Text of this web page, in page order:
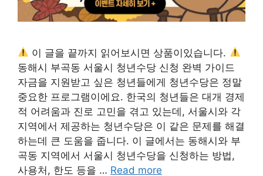
이 글을 끝까지 읽어보시면 상품이있습니다.
동해시 부곡동 서울시 청년수당 신청 완벽 가이드
자금을 지원받고 싶은 청년들에게 청년수당은 정말
중요한 프로그램이에요. 한국의 청년들은 대개 경제
적 어려움과 진로 고민을 겪고 있는데, 서울시와 각
지역에서 제공하는 청년수당은 이 같은 문제를 해결
하는데 큰 도움을 줍니다. 이 글에서는 동해시와 부
곡동 지역에서 서울시 청년수당을 신청하는 방법,
사용처, 한도 등을 … Read more